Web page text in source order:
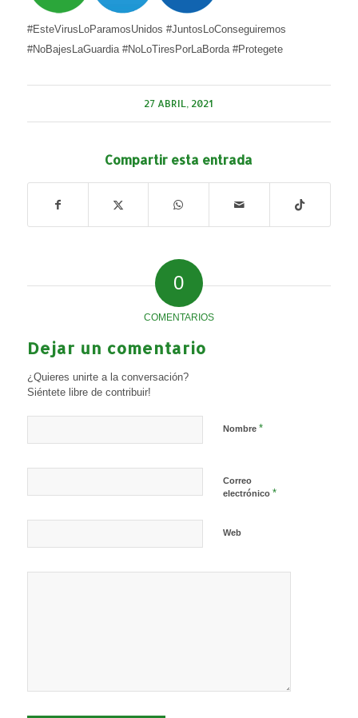
#EsteVirusLoParamosUnidos #JuntosLoConseguiremos
#NoBajesLaGuardia #NoLoTiresPorLaBorda #Protegete
27 ABRIL, 2021
Compartir esta entrada
0
COMENTARIOS
Dejar un comentario
¿Quieres unirte a la conversación?
Siéntete libre de contribuir!
Nombre *
Correo
electrónico *
Web